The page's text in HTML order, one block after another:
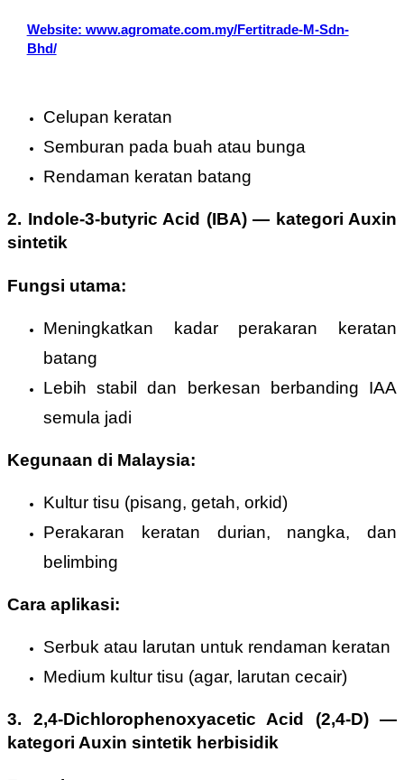
Website: www.agromate.com.my/Fertitrade-M-Sdn-
Bhd/
Celupan keratan
Semburan pada buah atau bunga
Rendaman keratan batang
2. Indole-3-butyric Acid (IBA) — kategori Auxin
sintetik
Fungsi utama:
Meningkatkan kadar perakaran keratan
batang
Lebih stabil dan berkesan berbanding IAA
semula jadi
Kegunaan di Malaysia:
Kultur tisu (pisang, getah, orkid)
Perakaran keratan durian, nangka, dan
belimbing
Cara aplikasi:
Serbuk atau larutan untuk rendaman keratan
Medium kultur tisu (agar, larutan cecair)
3. 2,4-Dichlorophenoxyacetic Acid (2,4-D) —
kategori Auxin sintetik herbisidik